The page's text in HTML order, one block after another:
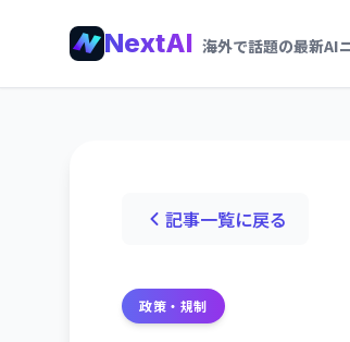
NextAI 海外で話題の最新AI
記事一覧に戻る
政策・規制